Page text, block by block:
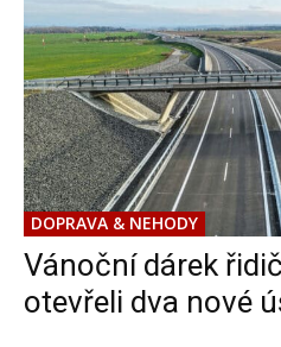
DOPRAVA & NEHODY
Vánoční dárek
otevřeli dva nové